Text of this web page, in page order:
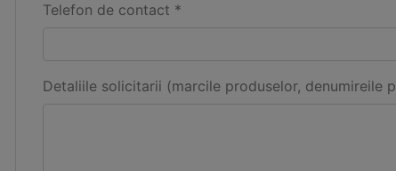
Telefon de contact *
Detaliile solicitarii (marcile produselor, denumireile